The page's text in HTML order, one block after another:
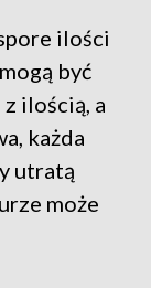
ilości
być
ilością, a
każda
utratą
może